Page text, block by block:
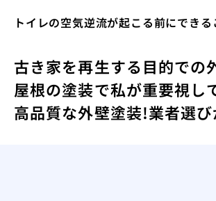
トイレの空気逆流が起こる前にできる
古き家を再生する目的での
屋根の塗装で私が重要視し
高品質な外壁塗装!業者選